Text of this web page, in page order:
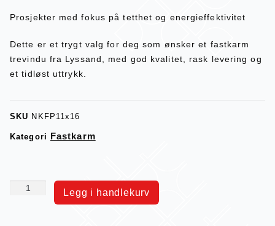
Prosjekter med fokus på tetthet og energieffektivitet
Dette er et trygt valg for deg som ønsker et fastkarm
trevindu fra Lyssand, med god kvalitet, rask levering og
et tidløst uttrykk.
SKU NKFP11x16
Kategori Fastkarm
Legg i handlekurv